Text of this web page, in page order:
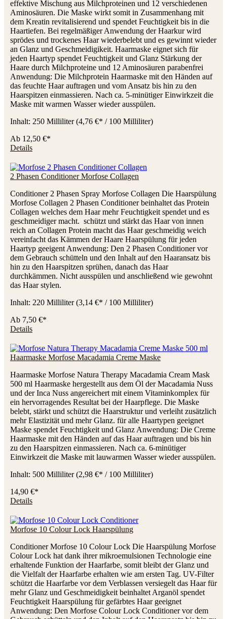
effektive Mischung aus Milchproteinen und 12 verschiedenen
Aminosäuren. Die Maske wirkt somit in Zusammenhang mit
dem Kreatin revitalisierend und spendet Feuchtigkeit bis in die
Haartiefen. Bei regelmäßiger Anwendung der Haarkur wird
sprödes und trockenes Haar wiederbelebt und es gewinnt wieder
an Glanz und Geschmeidigikeit. Haarmaske eignet sich für
jeden Haartyp spendet Feuchtigkeit und Glanz Stärkung der
Haare durch Milchproteine und 12 Aminosäuren parabenfrei
Anwendung: Die Milchprotein Haarmaske mit den Händen auf
das feuchte Haar auftragen und vom Ansatz bis hin zu den
Haarspitzen einmassieren. Nach ca. 5-minütiger Einwirkzeit die
Maske mit warmen Wasser wieder ausspülen.
Inhalt: 250 Milliliter(4,76 €* / 100 Milliliter)
Ab 12,50 €*
Details
2 Phasen Conditioner Morfose Collagen
Conditioner 2 Phasen Spray Morfose Collagen Die Haarspülung
Morfose Collagen 2 Phasen Conditioner beinhaltet das Protein
Collagen welches dem Haar mehr Feuchtigkeit spendet und es
geschmeidiger macht. schützt und stärkt das Haar von innen
reich an Collagen Protein macht das Haar geschmeidig weich
vereinfacht das Kämmen der Haare Haarspülung für jeden
Haartyp geeigent Anwendung: Den 2 Phasen Conditioner vor
dem Gebrauch schütteln und den Inhalt auf den Haaransatz bis
hin zu den Haarspitzen sprühen, danach das Haar
durchkämmen. Nicht ausspülen und anschließend wie gewohnt
das Haar stylen.
Inhalt: 220 Milliliter(3,14 €* / 100 Milliliter)
Ab 7,50 €*
Details
Haarmaske Morfose Macadamia Creme Maske
Haarmaske Morfose Natura Therapy Macadamia Cream Mask
500 ml Haarmaske hergestellt aus dem Öl der Macadamia Nuss
und der Inca Nuss angereichert mit einem Vitaminkomplex für
ein hervorragendes Resultat bei der Haarpflege. Die Maske
belebt, stärkt und schützt die Haarstruktur und verleiht zusätzlich
mehr Elastizität und mehr Glanz. für alle Haartypen geeignet
Maske spendet Feuchtigkeit und Glanz Anwendung: Die Creme
Haarmaske mit den Händen auf das Haar auftragen und bis hin
zu den Haarspitzen einmassieren. Nach ca. 6-minütiger
Einwirkzeit die Maske mit lauwarmen Wasser wieder ausspülen.
Inhalt: 500 Milliliter(2,98 €* / 100 Milliliter)
14,90 €*
Details
Morfose 10 Colour Lock Haarspülung
Conditioner Morfose 10 Colour Lock Die Haarspülung Morfose
Colour Lock hat dank ihrer mikroemulsionen Technologie eine
erhaltende Funktion der Haarfarbe, somit bleibt der Glanz und
die Vielfalt der Haarfarbe erhalten wie am ersten Tag. UV-Filter
schützt die Haarfarbe vor dem Verblassen versiegelt das Haar für
mehr Glanz und Geschmeidigkeit beinhaltet Arganöl spendet
Feuchtigkeit Haarspülung für gefärbtes Haar geeignet
Anwendung: Den Morfose Colour Lock Conditioner vor dem